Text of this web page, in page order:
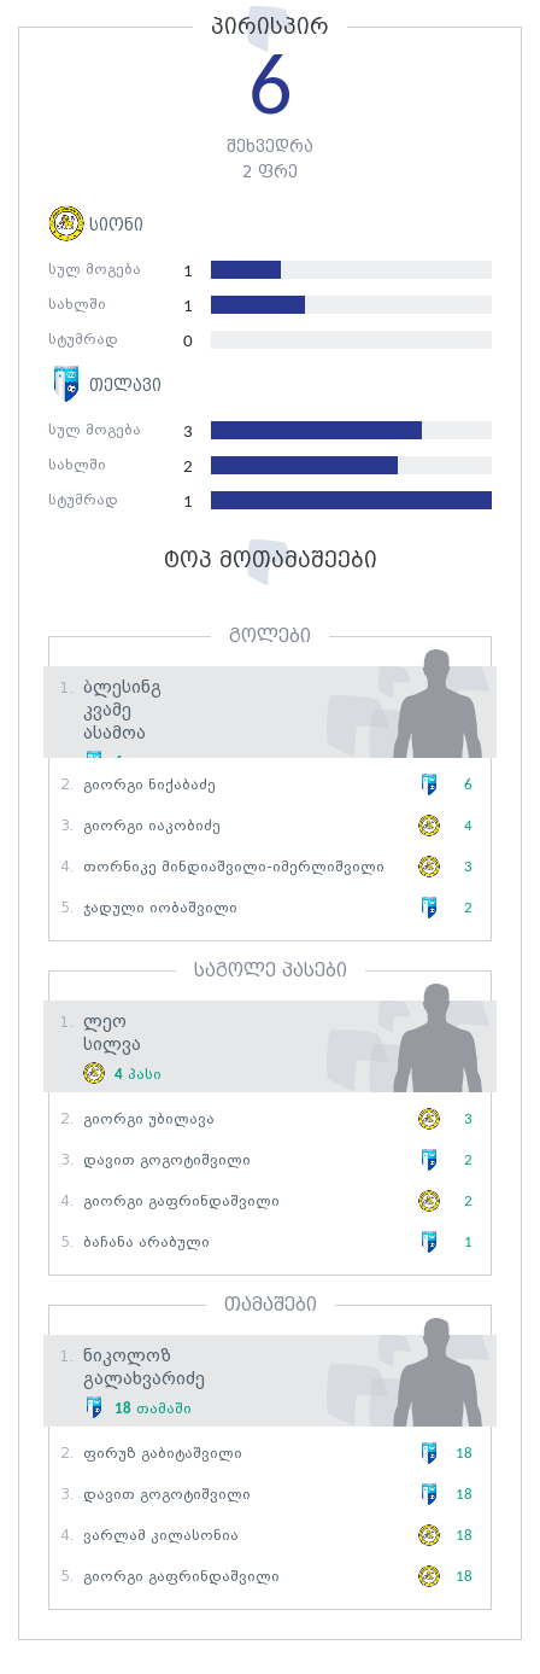
პირისპირ
სიონი
სულ მოგება 1
სახლში 1
სტუმრად 0
თელავი
სულ მოგება 3
სახლში 2
სტუმრად 1
6
შეხვედრა
2 ფრე
ტოპ მოთამაშეები
გოლები
1.
Ბლესინგ
Კვამე
Ასამოა
6გოლი
2.
Გიორგი Ნიქაბაძე 6
3. Გიორგი Იაკობიძე 4
4. Თორნიკე Მინდიაშვილი-Იმერლიშვილი 3
5. Ჯადული Იობაშვილი 2
საგოლე პასები
1.
Ლეო
Სილვა
4 პასი
2. Გიორგი Უბილავა 3
3. Დავით Გოგოტიშვილი 2
4. Გიორგი Გაფრინდაშვილი 2
5. Ბაჩანა Არაბული 1
თამაშები
1.
Ნიკოლოზ
Გალახვარიძე
18 თამაში
2. Ფირუზ Გაბიტაშვილი 18
3. Დავით Გოგოტიშვილი 18
4. Ვარლამ Კილასონია 18
5. Გიორგი Გაფრინდაშვილი 18